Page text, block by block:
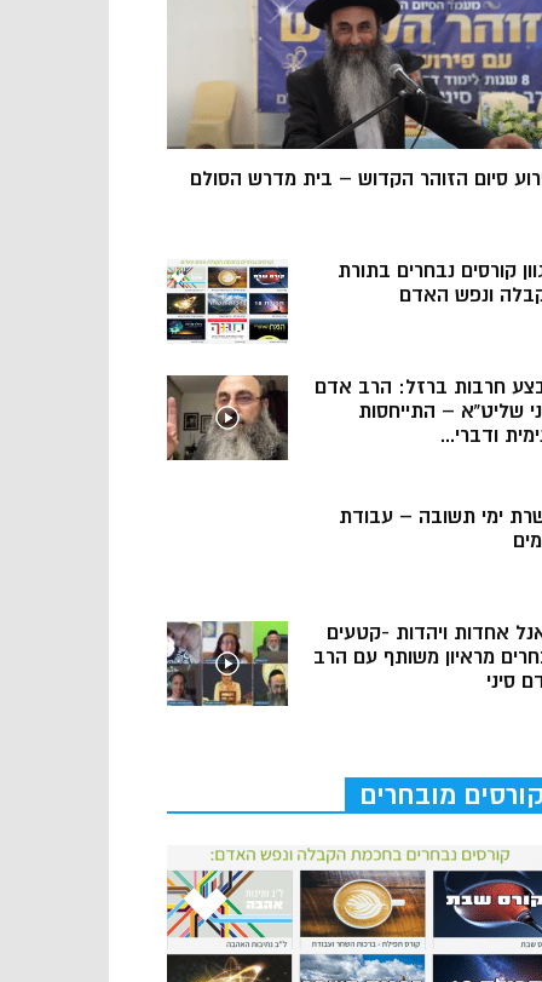
סיום הזוהר הקדוש – בית מדרש הסולם
קורסים נבחרים בתורת
ונפש האדם
חרבות ברזל: הרב אדם
שליט”א – התייחסות
ודברי...
ימי תשובה – עבודת
אחדות ויהדות -קטעים
מראיון משותף עם הרב
סיני
קורסים מובחרים